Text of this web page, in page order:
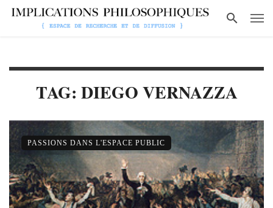
TAG: DIEGO VERNAZZA
PASSIONS DANS L'ESPACE PUBLIC